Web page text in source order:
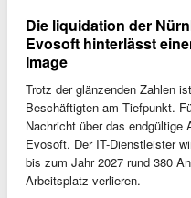
Die liquidation der
Evosoft hinterlässt
Image
Trotz der glänzenden Zahlen
Beschäftigten am Tiefpunkt.
Nachricht über das endgültige
Evosoft. Der IT-Dienstleister
bis zum Jahr 2027 rund 380
Arbeitsplatz verlieren.